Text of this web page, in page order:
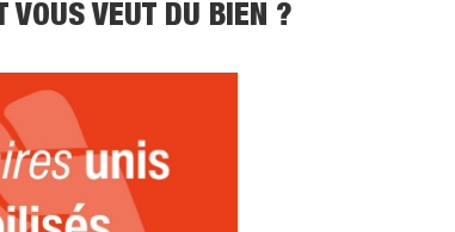
VOUS VEUT DU BIEN ?